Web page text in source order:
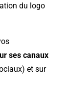
du logo
ses canaux
et sur